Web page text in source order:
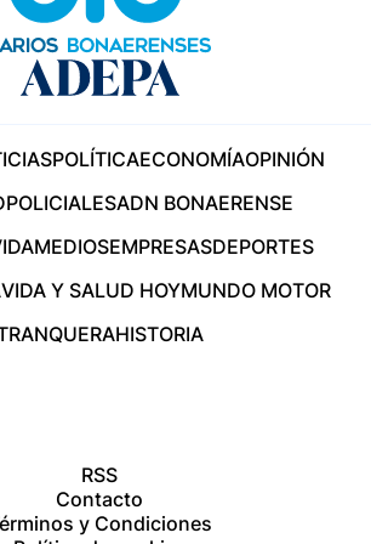
POLÍTICAECONOMÍAOPINIÓN
POLICIALESADN BONAERENSE
MEDIOSEMPRESASDEPORTES
VIDA Y SALUD HOYMUNDO MOTOR
HISTORIA
RSS
Contacto
y Condiciones